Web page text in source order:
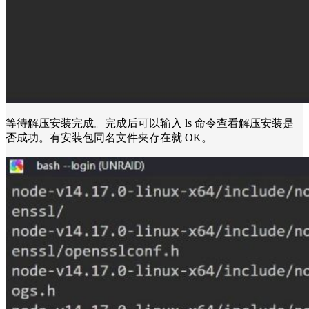
等待解压安装完成。完成后可以输入 ls 命令查看解压安装是
否成功。有安装包同名文件夹存在就 OK。